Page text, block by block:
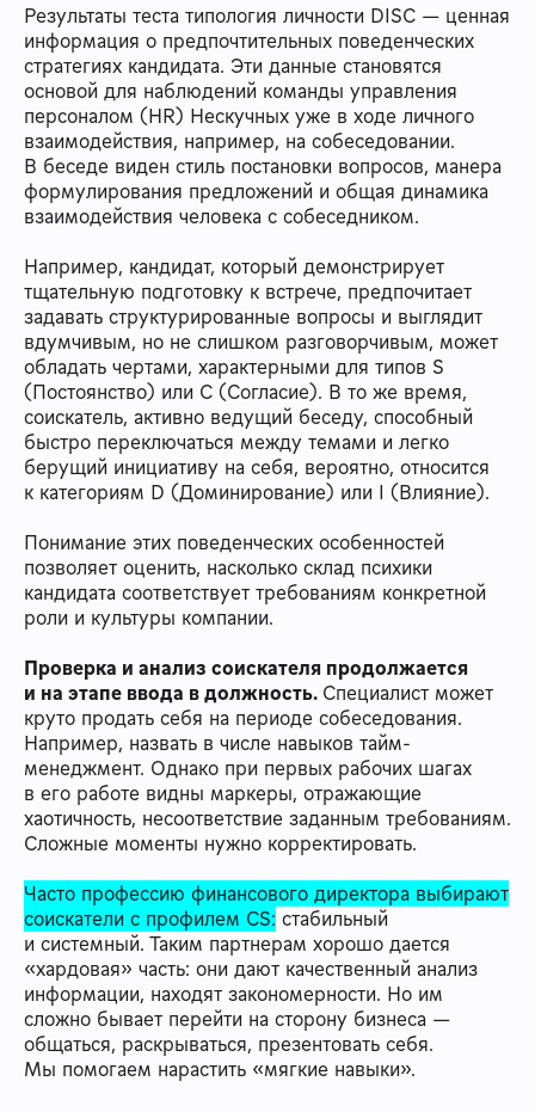
Результаты теста типология личности DISC — ценная
информация о предпочтительных поведенческих
стратегиях кандидата. Эти данные становятся
основой для наблюдений команды управления
персоналом (HR) Нескучных уже в ходе личного
взаимодействия, например, на собеседовании.
В беседе виден стиль постановки вопросов, манера
формулирования предложений и общая динамика
взаимодействия человека с собеседником.
Например, кандидат, который демонстрирует
тщательную подготовку к встрече, предпочитает
задавать структурированные вопросы и выглядит
вдумчивым, но не слишком разговорчивым, может
обладать чертами, характерными для типов S
(Постоянство) или C (Согласие). В то же время,
соискатель, активно ведущий беседу, способный
быстро переключаться между темами и легко
берущий инициативу на себя, вероятно, относится
к категориям D (Доминирование) или I (Влияние).
Понимание этих поведенческих особенностей
позволяет оценить, насколько склад психики
кандидата соответствует требованиям конкретной
роли и культуры компании.
Проверка и анализ соискателя продолжается
и на этапе ввода в должность. Специалист может
круто продать себя на периоде собеседования.
Например, назвать в числе навыков тайм-
менеджмент. Однако при первых рабочих шагах
в его работе видны маркеры, отражающие
хаотичность, несоответствие заданным требованиям.
Сложные моменты нужно корректировать.
Часто профессию финансового директора выбирают
соискатели с профилем CS: стабильный
и системный. Таким партнерам хорошо дается
«хардовая» часть: они дают качественный анализ
информации, находят закономерности. Но им
сложно бывает перейти на сторону бизнеса —
общаться, раскрываться, презентовать себя.
Мы помогаем нарастить «мягкие навыки».